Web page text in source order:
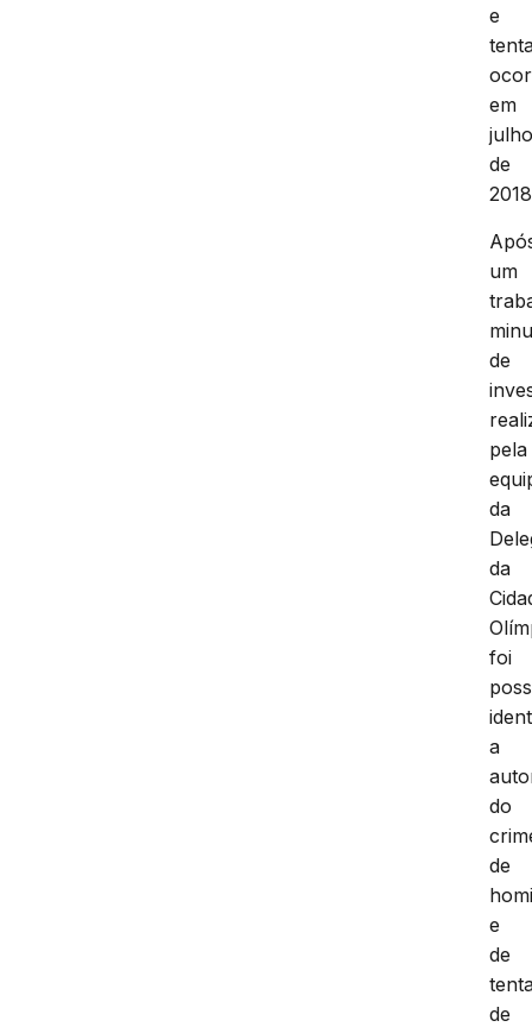
e
em
de
um
de
pela
da
da
foi
a
do
de
e
de
de